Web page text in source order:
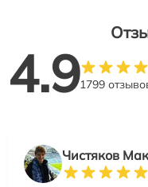
4.91799
Чистяков